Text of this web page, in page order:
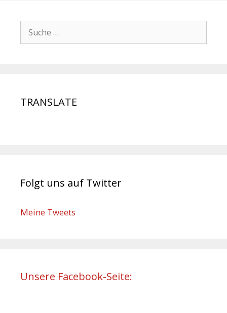
TRANSLATE
Folgt uns auf Twitter
Meine Tweets
Unsere Facebook-Seite: